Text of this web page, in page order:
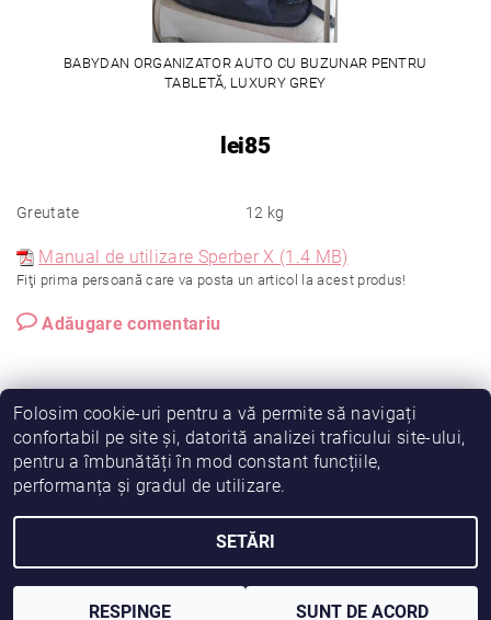
BABYDAN ORGANIZATOR AUTO CU BUZUNAR PENTRU
TABLETĂ, LUXURY GREY
lei85
Greutate 12 kg
Manual de utilizare Sperber X (1.4 MB)
Fiţi prima persoană care va posta un articol la acest produs!
Adăugare comentariu
Vreau să fiu partener! Termeni și condiții
Prelucrarea datelor
2026 © Fiimama, toate drepturile rezervate
Creat de Shoptet
Folosim cookie-uri pentru a vă permite să navigați
confortabil pe site și, datorită analizei traficului site-ului,
pentru a îmbunătăți în mod constant funcțiile,
performanța și gradul de utilizare.
SETĂRI
RESPINGE SUNT DE ACORD